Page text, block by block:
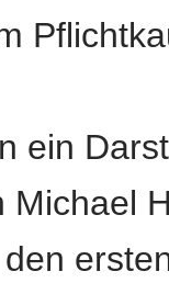
ein
Michael